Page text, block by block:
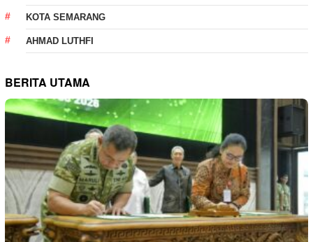
KOTA SEMARANG
AHMAD LUTHFI
BERITA UTAMA